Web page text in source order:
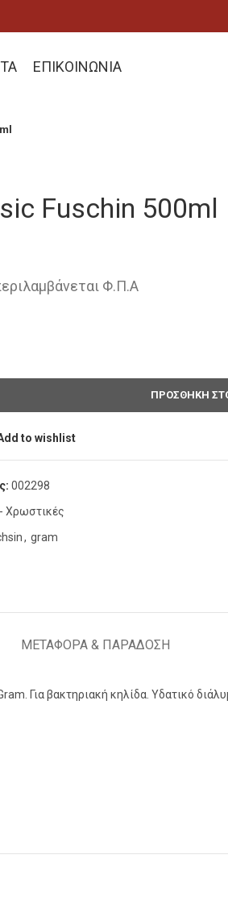
ΕΠΙΚΟΙΝΩΝΙΑ
Fuschin 500ml
Φ.Π.Α
ΠΡΟΣΘΗΚΗ
to wishlist
002298
Χρωστικές
, gram
ΜΕΤΑΦΟΡΑ & ΠΑΡΑΔΟΣΗ
Για βακτηριακή κηλίδα. Υδατικό